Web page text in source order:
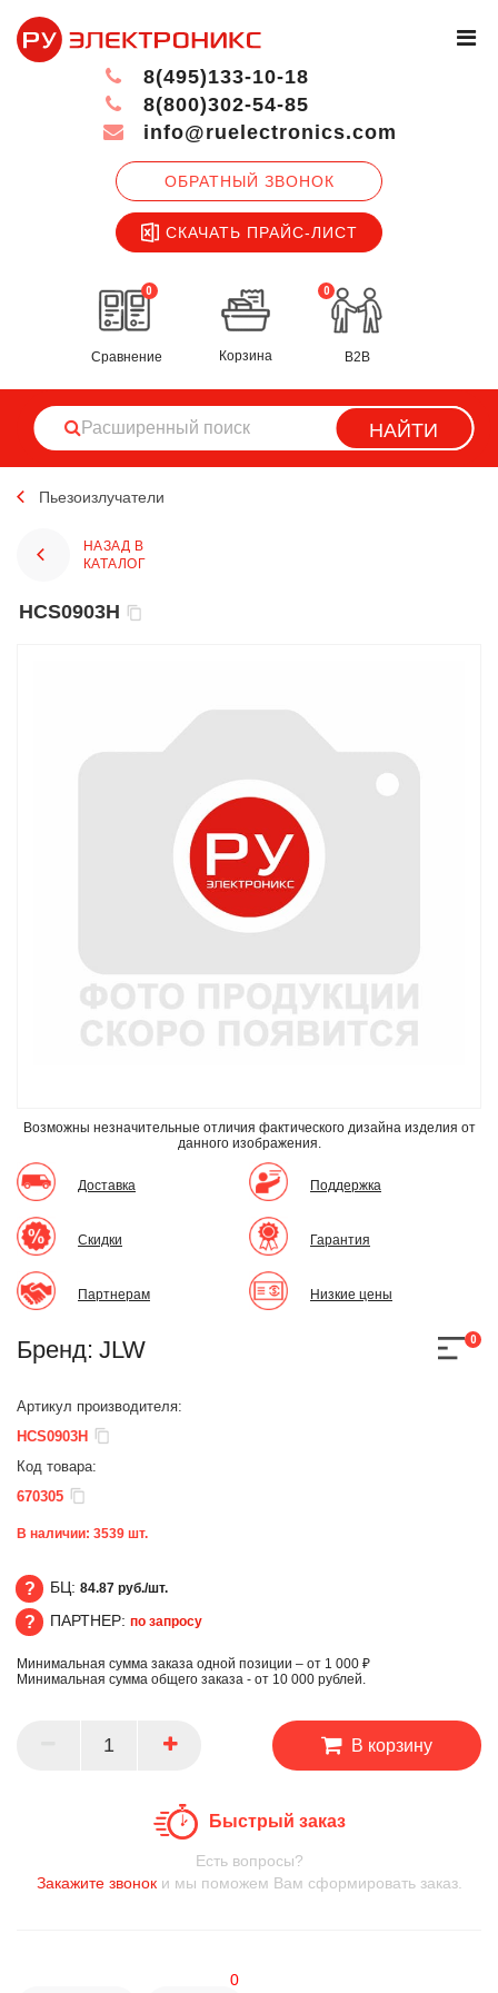
ОБРАТНЫЙ ЗВОНОК
СКАЧАТЬ ПРАЙС-ЛИСТ
8(495)133-10-18
8(800)302-54-85
info@ruelectronics.com
0
Сравнение
0
Корзина B2B
НАЙТИ
Пьезоизлучатели
НАЗАД В
КАТАЛОГ
HCS0903H
Возможны незначительные отличия фактического дизайна изделия от
данного изображения.
Доставка
Скидки
Партнерам
Поддержка
Гарантия
Низкие цены
Бренд: JLW 0
Артикул производителя:
HCS0903H
Код товара:
670305
В наличии: 3539 шт.
БЦ
БЦ: 84.87 руб./шт.
ПАРТНЕР
ПАРТНЕР: по запросу
Минимальная сумма заказа одной позиции – от 1 000 ₽
Минимальная сумма общего заказа - от 10 000 рублей.
В корзину
Быстрый заказ
Есть вопросы?
Закажите звоноки мы поможем Вам сформировать заказ.
0